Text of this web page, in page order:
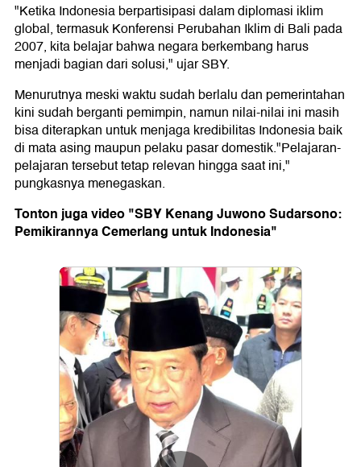
"Ketika Indonesia berpartisipasi dalam diplomasi iklim
global, termasuk Konferensi Perubahan Iklim di Bali pada
2007, kita belajar bahwa negara berkembang harus
menjadi bagian dari solusi," ujar SBY.
Menurutnya meski waktu sudah berlalu dan pemerintahan
kini sudah berganti pemimpin, namun nilai-nilai ini masih
bisa diterapkan untuk menjaga kredibilitas Indonesia baik
di mata asing maupun pelaku pasar domestik."Pelajaran-
pelajaran tersebut tetap relevan hingga saat ini,"
pungkasnya menegaskan.
Tonton juga video "SBY Kenang Juwono Sudarsono:
Pemikirannya Cemerlang untuk Indonesia"